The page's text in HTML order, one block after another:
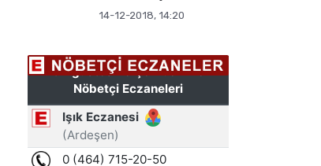
14-12-2018, 14:20